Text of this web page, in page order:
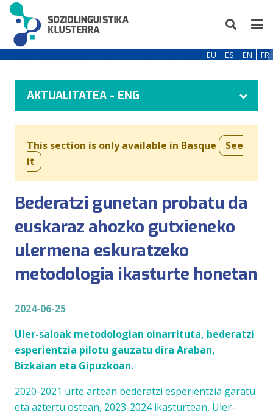
EU ES EN FR
AKTUALITATEA - ENG
This section is only available in Basque
See
it
Bederatzi gunetan probatu da
euskaraz ahozko gutxieneko
ulermena eskuratzeko
metodologia ikasturte honetan
2024-06-25
Uler-saioak metodologian oinarrituta, bederatzi
esperientzia pilotu gauzatu dira Araban,
Bizkaian eta Gipuzkoan.
2020-2021 urte artean bederatzi esperientzia garatu
eta aztertu ostean, 2023-2024 ikasturtean, Uler-